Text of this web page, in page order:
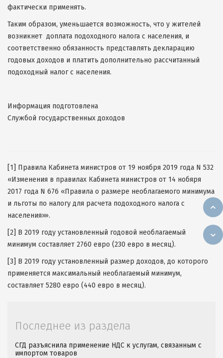
фактически применять.
Таким образом, уменьшается возможность, что у жителей
возникнет доплата подоходного налога с населения, и
соответственно обязанность представлять декларацию
годовых доходов и платить дополнительно рассчитанный
подоходный налог с населения.
Информация подготовлена
Службой государственных доходов
[1] Правила Кабинета министров от 19 ноября 2019 года N 532
«Изменения в правилах Кабинета министров от 14 нобяря
2017 года N 676 «Правила о размере необлагаемого минимума
и льготы по налогу для расчета подоходного налога с
населения»».
[2] В 2019 году установленный годовой необлагаемый
минимум составляет 2760 евро (230 евро в месяц).
[3] В 2019 году установленный размер доходов, до которого
применяется максимальный необлагаемый минимум,
составляет 5280 евро (440 евро в месяц).
Последнее из раздела
СГД разъяснила применение НДС к услугам, связанным с
импортом товаров